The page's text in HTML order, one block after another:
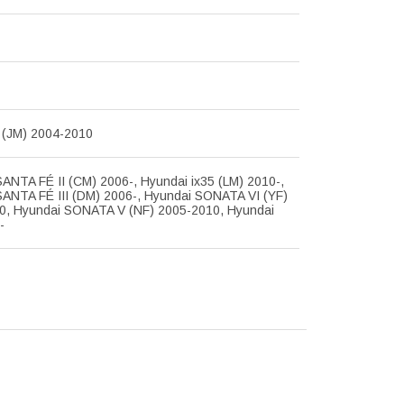
2004-2010
FÉ II (CM) 2006-, Hyundai ix35 (LM) 2010-,
FÉ III (DM) 2006-, Hyundai SONATA VI (YF)
Hyundai SONATA V (NF) 2005-2010, Hyundai